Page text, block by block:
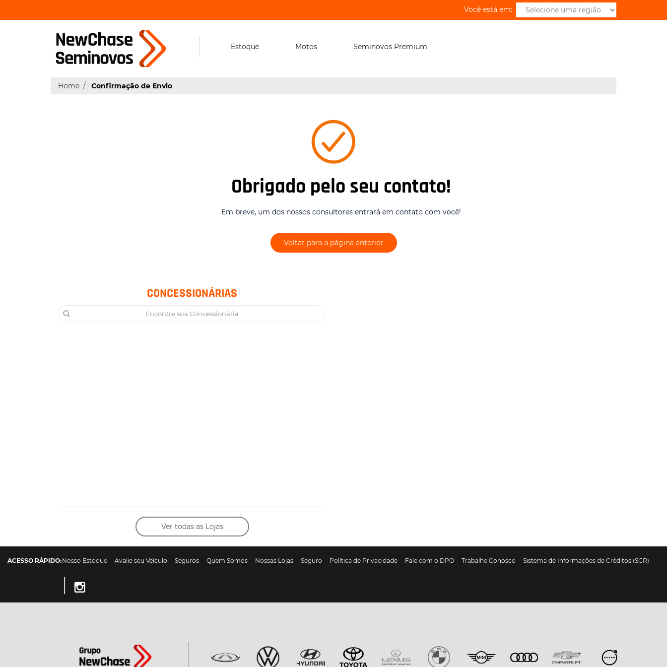
Você está em:
Estoque Motos Seminovos Premium
Home Confirmação de Envio
Obrigado pelo seu contato!
Em breve, um dos nossos consultores entrará em contato com você!
Voltar para a página anterior
CONCESSIONÁRIAS
Ver todas as Lojas
ACESSO RÁPIDO:Nosso Estoque Avalie seu Veículo Seguros Quem Somos Nossas Lojas Seguro Política de Privacidade Fale com o DPO Trabalhe Conosco Sistema de Informações de Créditos (SCR)